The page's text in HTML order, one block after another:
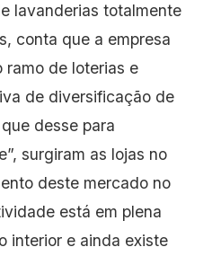
lavanderias totalmente
conta que a empresa
ramo de loterias e
de diversificação de
desse para
surgiram as lojas no
deste mercado no
está em plena
interior e ainda existe